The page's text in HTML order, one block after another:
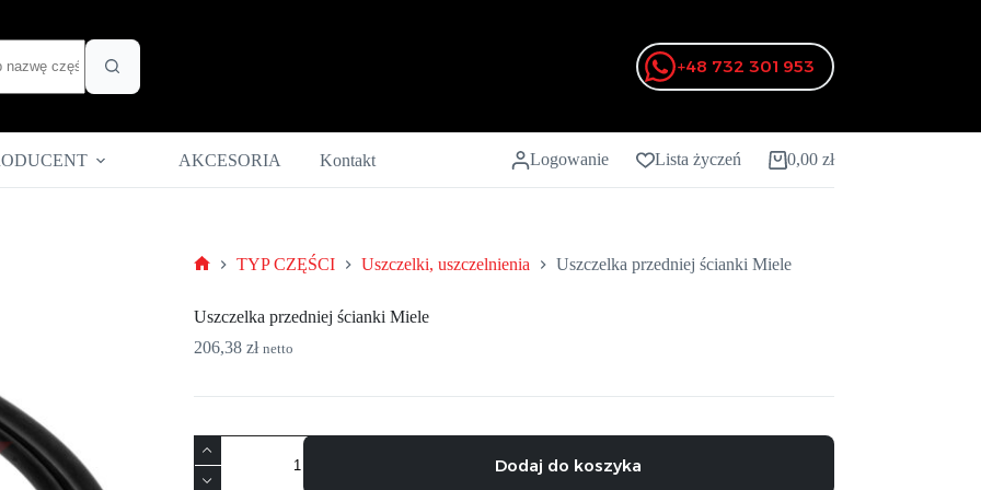
+48 732 301 953
AKCESORIA Kontakt Logowanie Lista życzeń Koszyk
0,00 zł
TYP CZĘŚCI Uszczelki, uszczelnienia Uszczelka przedniej ścianki Miele
Uszczelka przedniej ścianki Miele
206,38 zł netto
ilość
Uszczelka
przedniej
Dodaj do koszyka